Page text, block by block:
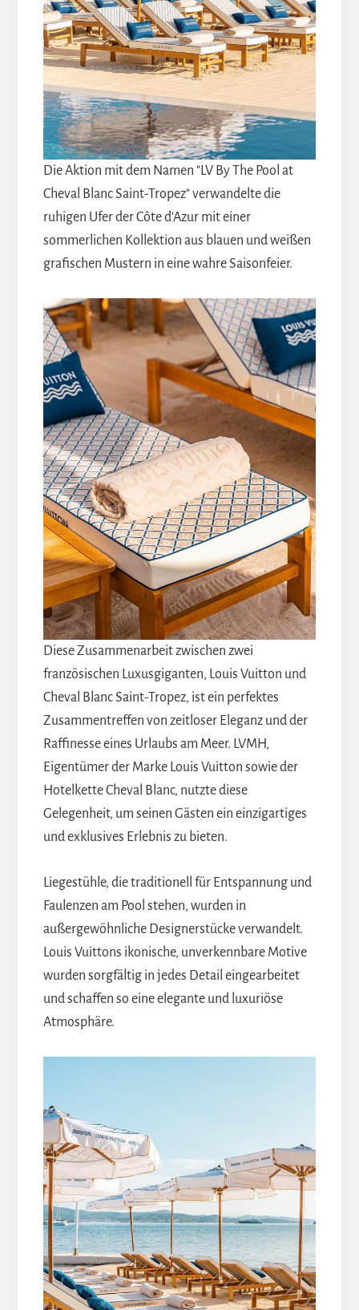
Die Aktion mit dem Namen "LV By The Pool at
Cheval Blanc Saint-Tropez" verwandelte die
ruhigen Ufer der Côte d'Azur mit einer
sommerlichen Kollektion aus blauen und weißen
grafischen Mustern in eine wahre Saisonfeier.
Diese Zusammenarbeit zwischen zwei
französischen Luxusgiganten, Louis Vuitton und
Cheval Blanc Saint-Tropez, ist ein perfektes
Zusammentreffen von zeitloser Eleganz und der
Raffinesse eines Urlaubs am Meer. LVMH,
Eigentümer der Marke Louis Vuitton sowie der
Hotelkette Cheval Blanc, nutzte diese
Gelegenheit, um seinen Gästen ein einzigartiges
und exklusives Erlebnis zu bieten.
Liegestühle, die traditionell für Entspannung und
Faulenzen am Pool stehen, wurden in
außergewöhnliche Designerstücke verwandelt.
Louis Vuittons ikonische, unverkennbare Motive
wurden sorgfältig in jedes Detail eingearbeitet
und schaffen so eine elegante und luxuriöse
Atmosphäre.